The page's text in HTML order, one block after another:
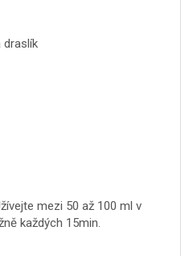
draslík
mezi 50 až 100 ml v
každých 15min.